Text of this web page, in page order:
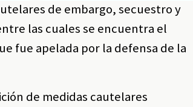
de embargo, secuestro y
las cuales se encuentra el
fue apelada por la defensa de la
de medidas cautelares